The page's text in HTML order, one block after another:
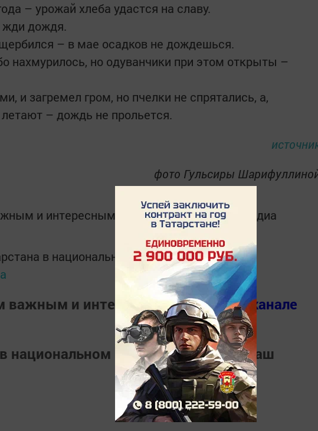
– урожай хлеба удастся на славу.
жди дождя.
– в мае осадков не дождешься.
нахмурилось, но одуванчики при этом открыты –
и загремел гром, но пчелки не спрятались, а,
летают – дождь не прольется.
фото Гульсиры
и интересным в Telegram-каналеТатмедиа
в национальном мессенджере MАХ:
важным и интересным вТелеграм канале
национальном мессенджереMАХНаш